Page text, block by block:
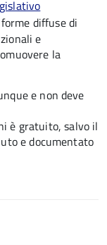
diffuse di
e
la
e non deve
è gratuito, salvo il
e documentato